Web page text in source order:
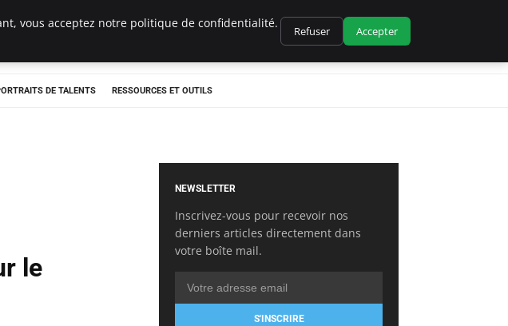
DE TALENTS RESSOURCES ET OUTILS
le
NEWSLETTER
Inscrivez-vous pour recevoir nos
derniers articles directement dans
votre boîte mail.
S'INSCRIRE
vous acceptez notre politique de confidentialité.
Refuser Accepter